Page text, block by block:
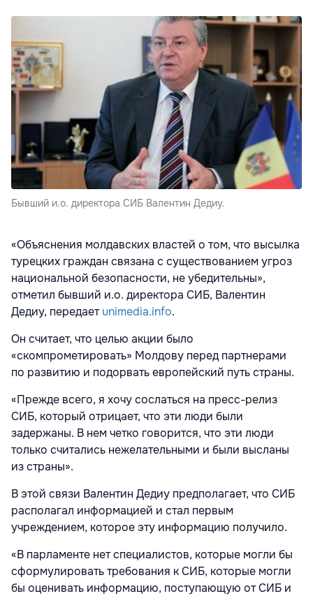
Бывший и.о. директора СИБ Валентин Дедиу.
«Объяснения молдавских властей о том, что высылка
турецких граждан связана с существованием угроз
национальной безопасности, не убедительны»,
отметил бывший и.о. директора СИБ, Валентин
Дедиу, передаетunimedia.info.
Он считает, что целью акции было
«скомпрометировать» Молдову перед партнерами
по развитию и подорвать европейский путь страны.
«Прежде всего, я хочу сослаться на пресс-релиз
СИБ, который отрицает, что эти люди были
задержаны. В нем четко говорится, что эти люди
только считались нежелательными и были высланы
из страны».
В этой связи Валентин Дедиу предполагает, что СИБ
располагал информацией и стал первым
учреждением, которое эту информацию получило.
«В парламенте нет специалистов, которые могли бы
сформулировать требования к СИБ, которые могли
бы оценивать информацию, поступающую от СИБ и